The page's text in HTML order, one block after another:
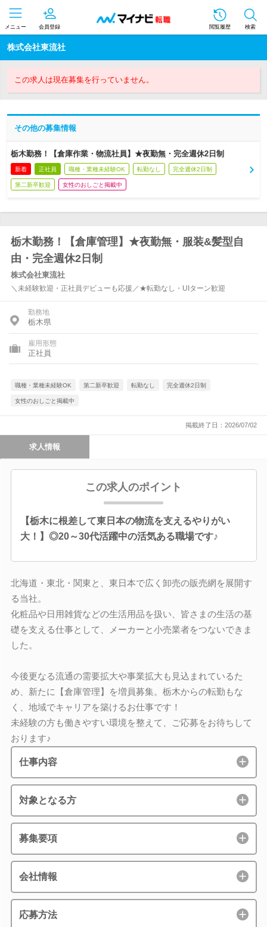
メニュー 会員登録 閲覧履歴 検索
株式会社東流社
この求人は現在募集を行っていません。
その他の募集情報
栃木勤務！【倉庫作業・物流社員】★夜勤無・完全週休2日制
新着 正社員 職種・業種未経験OK 転勤なし 完全週休2日制
第二新卒歓迎 女性のおしごと掲載中
栃木勤務！【倉庫管理】★夜勤無・服装&髪型自
由・完全週休2日制
株式会社東流社
＼未経験歓迎・正社員デビューも応援／★転勤なし・UIターン歓迎
勤務地
栃木県
雇用形態
正社員
職種・業種未経験OK 第二新卒歓迎 転勤なし 完全週休2日制
女性のおしごと掲載中
掲載終了日：2026/07/02
求人情報
この求人のポイント
【栃木に根差して東日本の物流を支えるやりがい
大！】◎20～30代活躍中の活気ある職場です♪
北海道・東北・関東と、東日本で広く卸売の販売網を展開す
る当社。
化粧品や日用雑貨などの生活用品を扱い、皆さまの生活の基
礎を支える仕事として、メーカーと小売業者をつないできま
した。
今後更なる流通の需要拡大や事業拡大も見込まれているた
め、新たに【倉庫管理】を増員募集。栃木からの転勤もな
く、地域でキャリアを築けるお仕事です！
未経験の方も働きやすい環境を整えて、ご応募をお待ちして
おります♪
仕事内容
対象となる方
募集要項
会社情報
応募方法